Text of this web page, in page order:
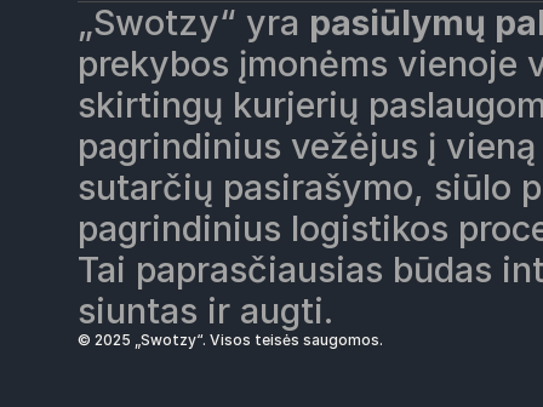
Visi
„Swotzy“ yra pasiūlymų
prekybos įmonėms
skirtingų kurjerių
pagrindinius vežėjus į
sutarčių pasirašymo, siūlo
pagrindinius logistikos
Tai paprasčiausias būdas
siuntas ir augti.
© 2025 „Swotzy“. Visos teisės saugomos.